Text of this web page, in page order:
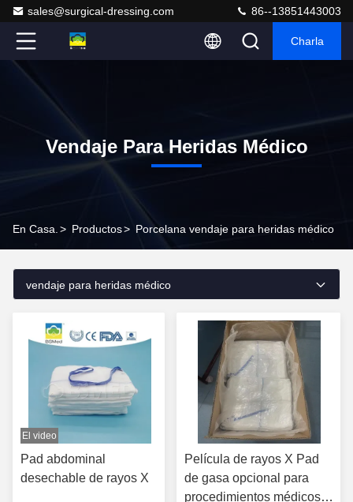
sales@surgical-dressing.com 86--13851443003
Charla
Vendaje Para Heridas Médico
En Casa. > Productos> Porcelana vendaje para heridas médico
vendaje para heridas médico
El video
Pad abdominal
desechable de rayos X
Película de rayos X Pad
de gasa opcional para
procedimientos médicos